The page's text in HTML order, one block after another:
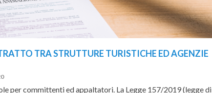
TRA STRUTTURE TURISTICHE ED AGENZIE
per committenti ed appaltatori. La Legge 157/2019 (legge di